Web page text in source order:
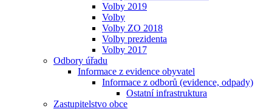
Volby 2019
Volby
Volby ZO 2018
Volby prezidenta
Volby 2017
Odbory úřadu
Informace z evidence obyvatel
Informace z odborů (evidence, odpady)
Ostatní infrastruktura
Zastupitelstvo obce